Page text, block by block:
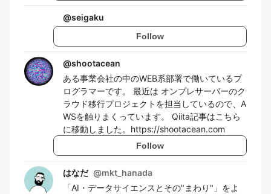
@seigaku
Follow
@shootacean
ある事業会社の中のWEB系部署で働いているプ
ログラマーです。 最近は オンプレサーバーのク
ラウド移行プロジェクトを担当しているので、A
WSを触りまくっています。 Qiita記事はこちら
に移動しました。https://shootacean.com
Follow
はなだ @mkt_hanada
「AI・データサイエンスとその"まわり"」をよ